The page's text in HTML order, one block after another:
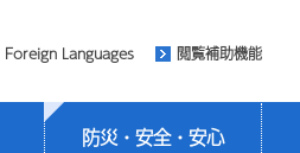
Foreign Languages 閲覧補助機能
防災・安全・安心